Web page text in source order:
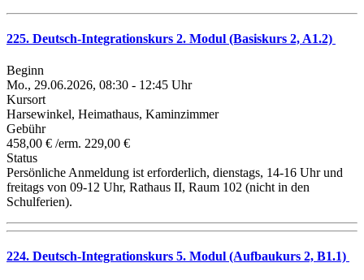
225. Deutsch-Integrationskurs 2. Modul (Basiskurs 2, A1.2)
Beginn
Mo., 29.06.2026, 08:30 - 12:45 Uhr
Kursort
Harsewinkel, Heimathaus, Kaminzimmer
Gebühr
458,00 € /erm. 229,00 €
Status
Persönliche Anmeldung ist erforderlich, dienstags, 14-16 Uhr und
freitags von 09-12 Uhr, Rathaus II, Raum 102 (nicht in den
Schulferien).
224. Deutsch-Integrationskurs 5. Modul (Aufbaukurs 2, B1.1)